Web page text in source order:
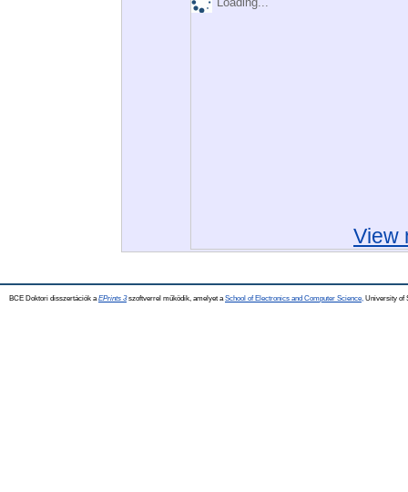
View
BCE Doktori disszertációk a EPrints 3szoftverrel működik, amelyet a School of Electronics and Computer Science, University of